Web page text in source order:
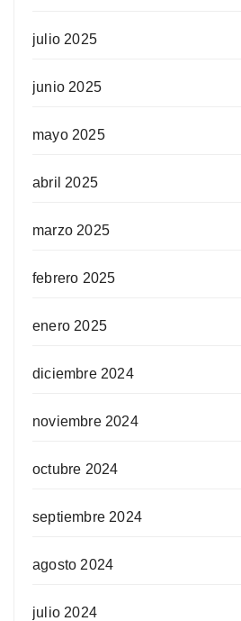
julio 2025
junio 2025
mayo 2025
abril 2025
marzo 2025
febrero 2025
enero 2025
diciembre 2024
noviembre 2024
octubre 2024
septiembre 2024
agosto 2024
julio 2024